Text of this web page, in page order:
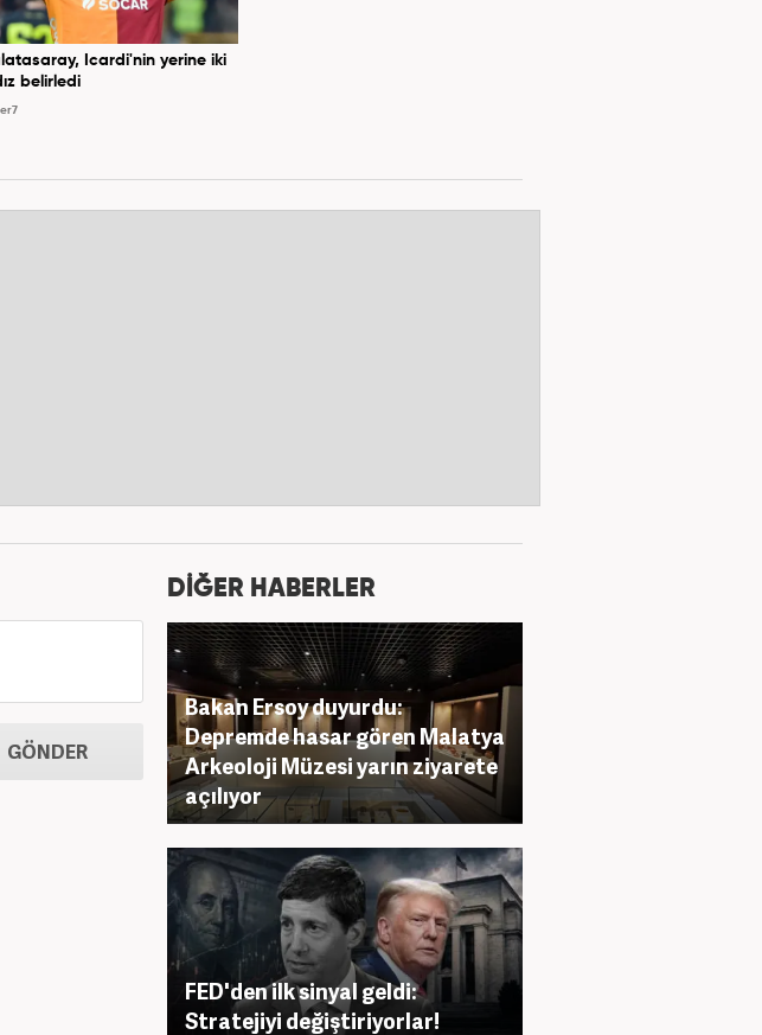
Icardi'nin yerine iki
belirledi
GÖNDER
DİĞER HABERLER
Bakan Ersoy duyurdu:
Depremde hasar gören Malatya
Arkeoloji Müzesi yarın ziyarete
açılıyor
FED'den ilk sinyal geldi:
Stratejiyi değiştiriyorlar!